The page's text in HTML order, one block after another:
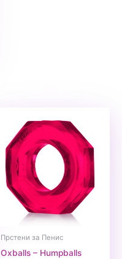
Прстени за Пенис
Oxballs – Humpballs